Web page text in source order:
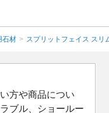
石材 > スプリットフェイス ス
方や商品につい
ブル、ショールー